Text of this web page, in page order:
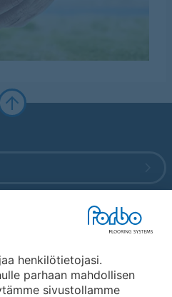
henkilötietojasi.
parhaan mahdollisen
sivustollamme